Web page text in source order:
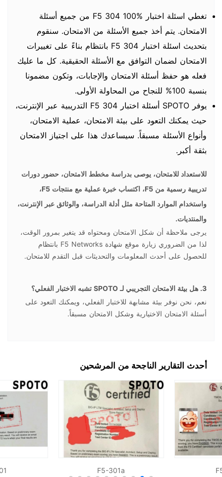
تغطي اسئلة اختبار F5 304 100% من جميع أسئلة
الامتحان. يتم أخذ جميع الأسئلة من الامتحان. سنقوم
بتحديث اسئلة اختبار F5 304 بانتظام بناءً على تغييرات
الامتحان لضمان التوافق مع الأسئلة الحقيقية. كل ما عليك
فعله هو حفظ أسئلة الامتحان والإجابات، وتكون مضمونا
بنسبة 100% للنجاح من المحاولة الأولى.
يوفر SPOTO أسئلة اختبار F5 304 التدريبية عبر الإنترنت،
حيث يمكنك التعود على بيئة الامتحان، عملية الامتحان،
وأنواع الأسئلة مسبقاً. سيساعدك هذا على اجتياز الامتحان
بثقة أكبر.
للاستعداد للامتحان، يوصى بدراسة مخطط الامتحان، حضور دورات
تدريبية رسمية من F5، اكتساب خبرة عملية مع منتجات F5،
واستخدام الموارد المتاحة مثل أدلة الدراسة، والوثائق عبر الإنترنت،
والمنتديات.
يرجى ملاحظة أن شكل الامتحان ومحتواه قد يتغير بمرور الوقت،
لذا من الضروري زيارة موقع شهادة F5 Networks بانتظام
للحصول على أحدث المعلومات والتحديثات قبل التقدم للامتحان.
3. هل بيئة الامتحان التجريبي لـ SPOTO تشبه الاختبار الفعلي؟
نعم، نحن نوفر بيئة مشابهة للاختبار الفعلي، ويمكنك التعود على
أسئلة الامتحان الاختيارية وشكل الامتحان مسبقاً.
أحدث التقارير الناجحة من المرشحين
F5-301a